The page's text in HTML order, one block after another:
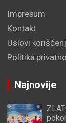
Impresum
Kontakt
Uslovi
Politika
Najnovije